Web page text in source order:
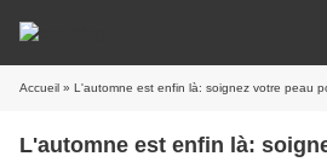
Accueil » L'automne est enfin là: soignez votre peau
L'automne est enfin là: